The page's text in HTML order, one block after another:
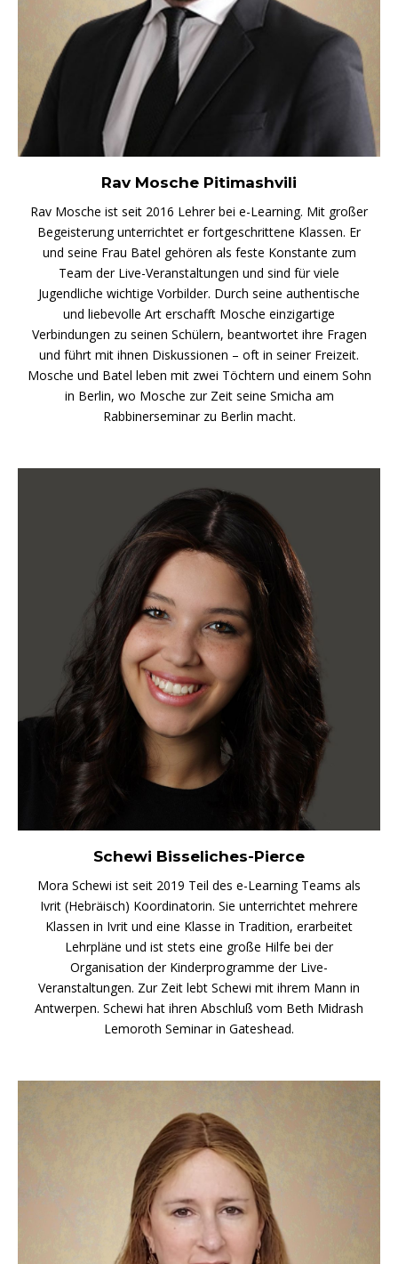
Rav Mosche Pitimashvili
Rav Mosche ist seit 2016 Lehrer bei e-Learning. Mit großer
Begeisterung unterrichtet er fortgeschrittene Klassen. Er
und seine Frau Batel gehören als feste Konstante zum
Team der Live-Veranstaltungen und sind für viele
Jugendliche wichtige Vorbilder. Durch seine authentische
und liebevolle Art erschafft Mosche einzigartige
Verbindungen zu seinen Schülern, beantwortet ihre Fragen
und führt mit ihnen Diskussionen – oft in seiner Freizeit.
Mosche und Batel leben mit zwei Töchtern und einem Sohn
in Berlin, wo Mosche zur Zeit seine Smicha am
Rabbinerseminar zu Berlin macht.
Schewi Bisseliches-Pierce
Mora Schewi ist seit 2019 Teil des e-Learning Teams als
Ivrit (Hebräisch) Koordinatorin. Sie unterrichtet mehrere
Klassen in Ivrit und eine Klasse in Tradition, erarbeitet
Lehrpläne und ist stets eine große Hilfe bei der
Organisation der Kinderprogramme der Live-
Veranstaltungen. Zur Zeit lebt Schewi mit ihrem Mann in
Antwerpen. Schewi hat ihren Abschluß vom Beth Midrash
Lemoroth Seminar in Gateshead.